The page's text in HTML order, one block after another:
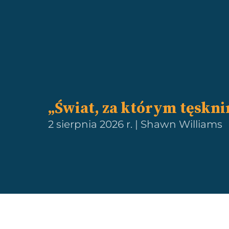
„Świat, za którym
2 sierpnia 2026 r. | Shawn Williams